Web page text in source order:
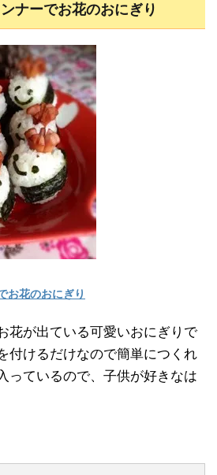
ナーでお花のおにぎり
お花のおにぎり
花が出ている可愛いおにぎりで
付けるだけなので簡単につくれ
っているので、子供が好きなは